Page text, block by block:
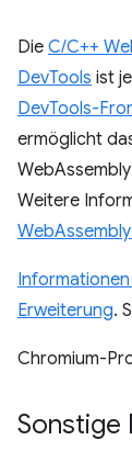
Die C/C++
DevTools ist
DevTools-
ermöglicht
Weitere
Erweiterung.
Chromium-
Sonstige